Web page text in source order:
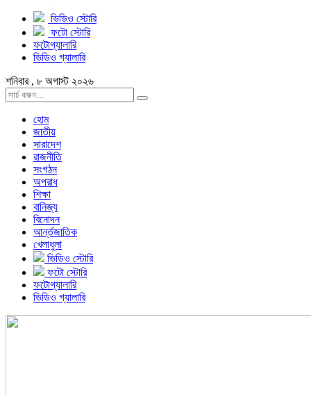
ভিডিও স্টোরি
ফটো স্টোরি
ফটোগ্যালারি
ভিডিও গ্যালারি
শনিবার , ৮ অগাস্ট ২০২৬
হোম
জাতীয়
সারাদেশ
রাজনীতি
সংগঠন
অপরাধ
শিক্ষা
বানিজ্য
বিনোদন
আর্ন্তজাতিক
খেলাধুলা
ভিডিও স্টোরি
ফটো স্টোরি
ফটোগ্যালারি
ভিডিও গ্যালারি